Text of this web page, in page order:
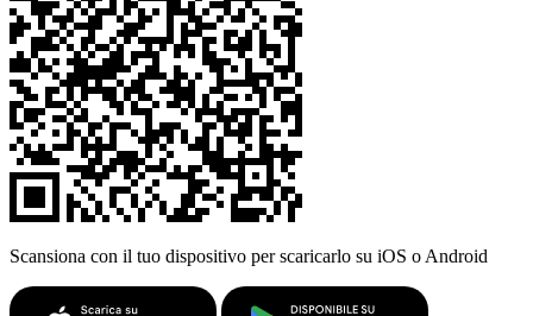
Scansiona con il tuo dispositivo per scaricarlo su iOS o Android